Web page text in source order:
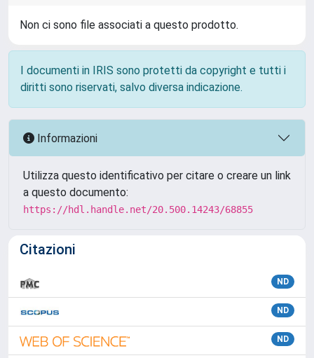
Non ci sono file associati a questo prodotto.
I documenti in IRIS sono protetti da copyright e tutti i
diritti sono riservati, salvo diversa indicazione.
Informazioni
Utilizza questo identificativo per citare o creare un link
a questo documento:
https://hdl.handle.net/20.500.14243/68855
Citazioni
ND
ND
ND